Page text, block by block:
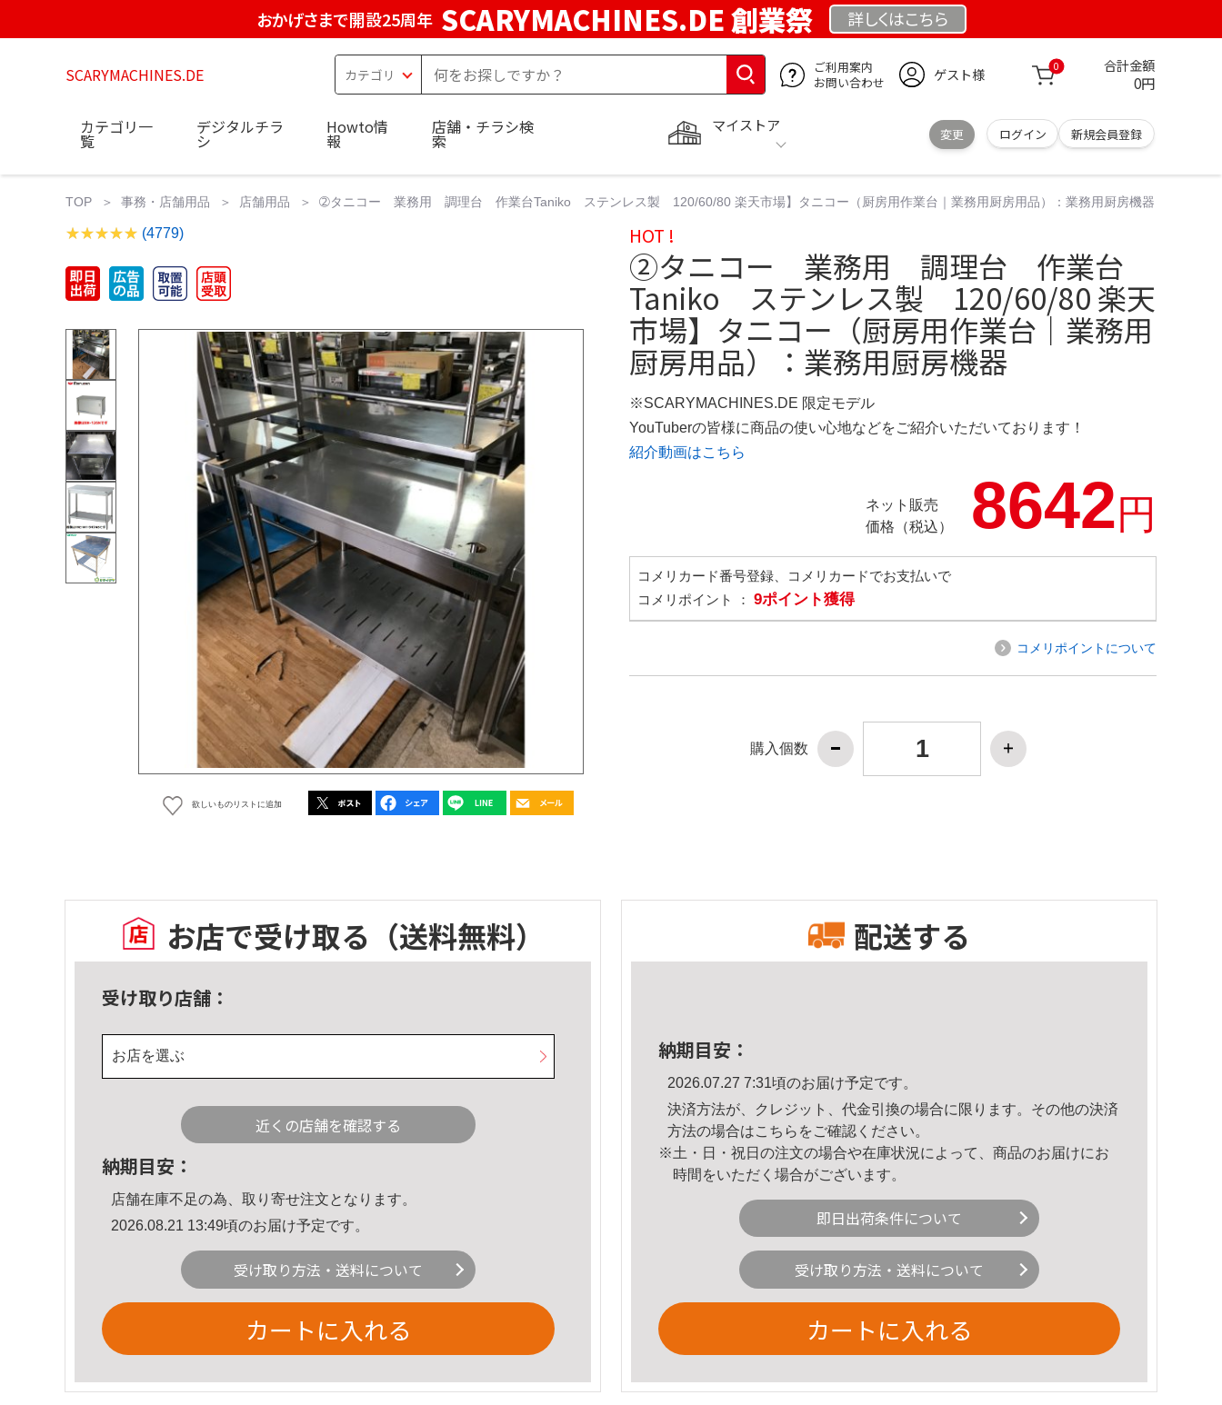
おかげさまで開設25周年 SCARYMACHINES.DE 創業祭 詳しくはこちら
SCARYMACHINES.DE
ご利用案内
お問い合わせ
ゲスト様 0 合計金額
0円
マイストア
変更 ログイン 新規会員登録
カテゴリ一
覧
デジタルチラ
シ
Howto情
報
店舗・チラシ検
索
TOP 事務・店舗用品 店舗用品 ➁タニコー 業務用 調理台 作業台Taniko ステンレス製 120/60/80 楽天市場】タニコー（厨房用作業台｜業務用厨房用品）：業務用厨房機器
(4779)
欲しいものリストに追加
HOT !
➁タニコー 業務用 調理台 作業台
Taniko ステンレス製 120/60/80 楽天
市場】タニコー（厨房用作業台｜業務用
厨房用品）：業務用厨房機器
※SCARYMACHINES.DE 限定モデル
YouTuberの皆様に商品の使い心地などをご紹介いただいております！
紹介動画はこちら
ネット販売
価格（税込）
8642円
コメリカード番号登録、コメリカードでお支払いで
コメリポイント ： 9ポイント獲得
コメリポイントについて
購入個数
お店で受け取る （送料無料）
受け取り店舗：
お店を選ぶ
近くの店舗を確認する
納期目安：
店舗在庫不足の為、取り寄せ注文となります。
2026.08.21 13:49頃のお届け予定です。
受け取り方法・送料について
カートに入れる
配送する
納期目安：
2026.07.27 7:31頃のお届け予定です。
決済方法が、クレジット、代金引換の場合に限ります。その他の決済
方法の場合はこちら をご確認ください。
※土・日・祝日の注文の場合や在庫状況によって、商品のお届けにお
時間をいただく場合がございます。
即日出荷条件について
受け取り方法・送料について
カートに入れる